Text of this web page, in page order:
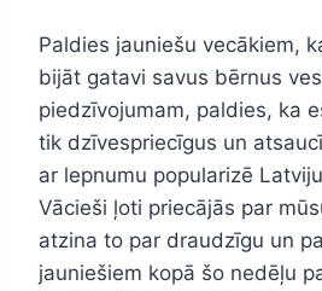
Paldies jauniešu vecākiem,
bijāt gatavi savus bērnus
piedzīvojumam, paldies, ka
tik dzīvespriecīgus un
ar lepnumu popularizē
Vācieši ļoti priecājās par
atzina to par draudzīgu un
jauniešiem kopā šo nedēļu